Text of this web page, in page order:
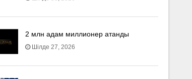
2 млн адам миллионер атанды
Шілде 27, 2026